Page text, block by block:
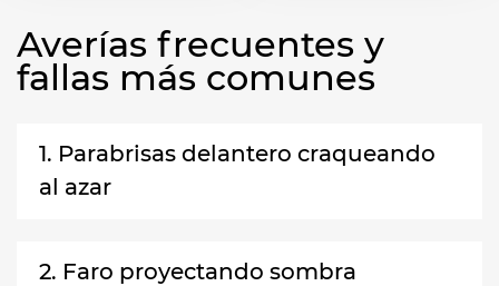
Averías frecuentes y
fallas más comunes
1. Parabrisas delantero craqueando
al azar
2. Faro proyectando sombra